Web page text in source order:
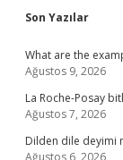
Son Yazılar
What are the
Ağustos 9, 2026
La Roche-Posay
Ağustos 7, 2026
Dilden dile deyimi
Ağustos 6, 2026